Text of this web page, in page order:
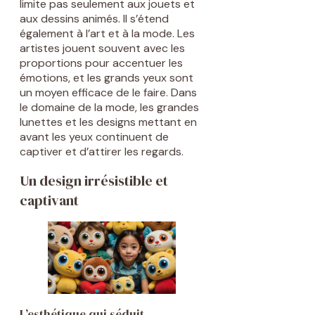
limite pas seulement aux jouets et
aux dessins animés. Il s’étend
également à l’art et à la mode. Les
artistes jouent souvent avec les
proportions pour accentuer les
émotions, et les grands yeux sont
un moyen efficace de le faire. Dans
le domaine de la mode, les grandes
lunettes et les designs mettant en
avant les yeux continuent de
captiver et d’attirer les regards.
Un design irrésistible et
captivant